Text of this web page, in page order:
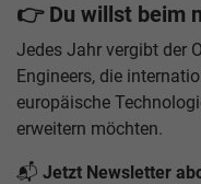
👉 Du willst beim
Jedes Jahr vergibt der
Engineers, die
europäische
erweitern möchten.
📬 Jetzt Newsletter